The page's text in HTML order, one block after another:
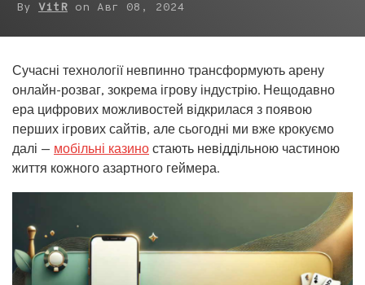
By VitR on Авг 08, 2024
Сучасні технології невпинно трансформують арену
онлайн-розваг, зокрема ігрову індустрію. Нещодавно
ера цифрових можливостей відкрилася з появою
перших ігрових сайтів, але сьогодні ми вже крокуємо
далі — мобільні казино стають невіддільною частиною
життя кожного азартного геймера.